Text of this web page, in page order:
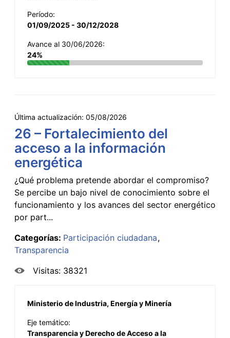
Período:
01/09/2025 - 30/12/2028
Avance al 30/06/2026:
24%
Última actualización: 05/08/2026
26 – Fortalecimiento del
acceso a la información
energética
¿Qué problema pretende abordar el compromiso?
Se percibe un bajo nivel de conocimiento sobre el
funcionamiento y los avances del sector energético
por part...
Categorías: Participación ciudadana
Transparencia
Visitas: 38321
Ministerio de Industria, Energía y Minería
Eje temático:
Transparencia y Derecho de Acceso a la